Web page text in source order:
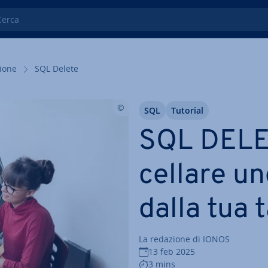
SQL Delete
SQL
cel­la­re
dalla tua
La redazione di IONOS
13 feb 2025
3 mins
SQL Tutorial